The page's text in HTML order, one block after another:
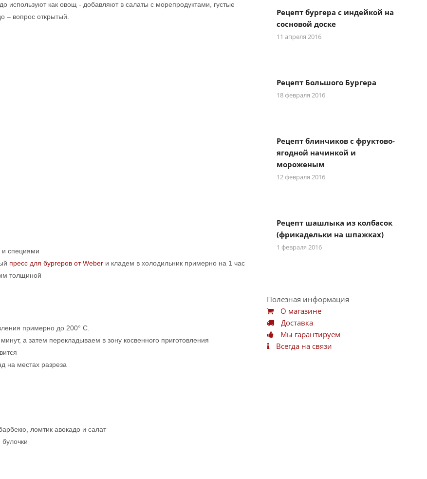
используют как овощ - добавляют в салаты с морепродуктами, густые
– вопрос открытый.
специями
пресс для бургеров от Weber и кладем в холодильник примерно на 1 час
толщиной
примерно до 200° С.
а затем перекладываем в зону косвенного приготовления
на местах разреза
ломтик авокадо и салат
Рецепт бургера с индейкой на
сосновой доске
11 апреля 2016
Рецепт Большого Бургера
18 февраля 2016
Рецепт блинчиков с фруктово-
ягодной начинкой и
мороженым
12 февраля 2016
Рецепт шашлыка из колбасок
(фрикадельки на шпажках)
1 февраля 2016
Полезная информация
О магазине
Доставка
Мы гарантируем
Всегда на связи